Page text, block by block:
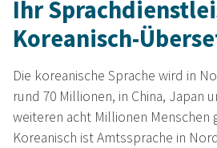
Ihr
Koreanisch-
Die koreanische Sprache wird in
rund 70 Millionen, in China, Japan
weiteren acht Millionen Menschen
Koreanisch ist Amtssprache in